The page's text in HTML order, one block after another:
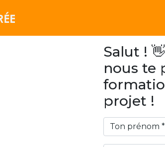
Salut !
nous te
projet !